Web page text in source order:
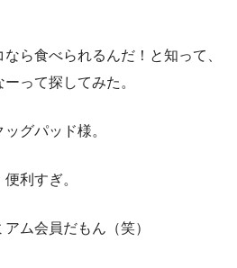
ら食べられるんだ！と知って、
って探してみた。
グパッド様。
利すぎ。
ム会員だもん（笑）